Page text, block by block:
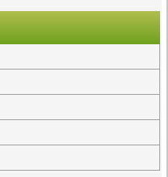
験にきました
体験にきました